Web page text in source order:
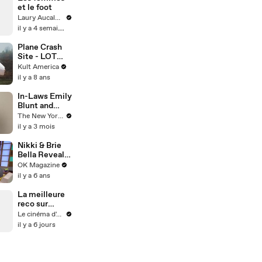
woman
et le foot
Laury Aucalme
il y a 4 semaines
Plane Crash
Site - LOT
Flight 7 [Kult
America]
Kult America
il y a 8 ans
In-Laws Emily
Blunt and
Stanley Tucci
Sit Down for a
Interview |
The New
Yorker Mini
Interview
The New Yorker
il y a 3 mois
Nikki & Brie
Bella Reveal
The ‘Scary’
Moment
Mom’s Brain
Surgery:
Watch
OK Magazine
il y a 6 ans
La meilleure
reco sur
Prime Video
Le cinéma d'Amaury
il y a 6 jours